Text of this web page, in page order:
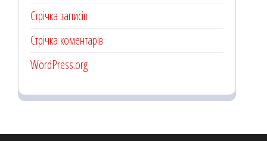
Стрічка записів
Стрічка коментарів
WordPress.org